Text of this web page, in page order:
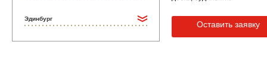
Эдинбург
Оставить заявку